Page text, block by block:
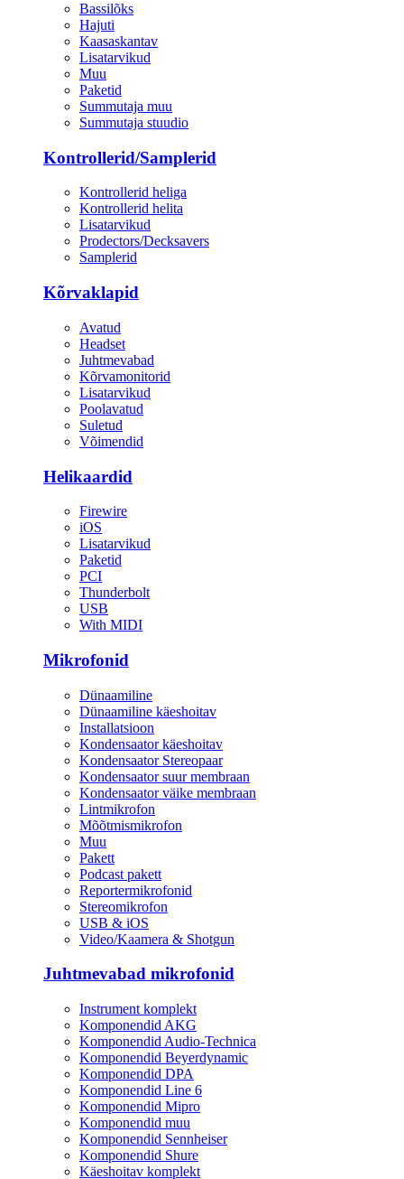
Bassilõks
Hajuti
Kaasaskantav
Lisatarvikud
Muu
Paketid
Summutaja muu
Summutaja stuudio
Kontrollerid/Samplerid
Kontrollerid heliga
Kontrollerid helita
Lisatarvikud
Prodectors/Decksavers
Samplerid
Kõrvaklapid
Avatud
Headset
Juhtmevabad
Kõrvamonitorid
Lisatarvikud
Poolavatud
Suletud
Võimendid
Helikaardid
Firewire
iOS
Lisatarvikud
Paketid
PCI
Thunderbolt
USB
With MIDI
Mikrofonid
Dünaamiline
Dünaamiline käeshoitav
Installatsioon
Kondensaator käeshoitav
Kondensaator Stereopaar
Kondensaator suur membraan
Kondensaator väike membraan
Lintmikrofon
Mõõtmismikrofon
Muu
Pakett
Podcast pakett
Reportermikrofonid
Stereomikrofon
USB & iOS
Video/Kaamera & Shotgun
Juhtmevabad mikrofonid
Instrument komplekt
Komponendid AKG
Komponendid Audio-Technica
Komponendid Beyerdynamic
Komponendid DPA
Komponendid Line 6
Komponendid Mipro
Komponendid muu
Komponendid Sennheiser
Komponendid Shure
Käeshoitav komplekt